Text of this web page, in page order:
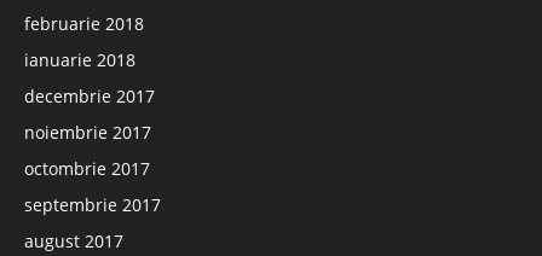
februarie 2018
ianuarie 2018
decembrie 2017
noiembrie 2017
octombrie 2017
septembrie 2017
august 2017